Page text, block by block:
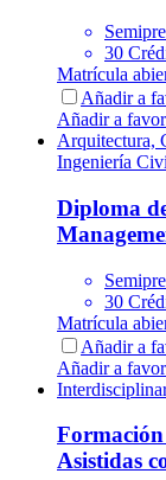
30
Matrícula
Añadir a
Añadir a
Arquitectura,
Ingeniería
Diploma
30
Matrícula
Añadir a
Añadir a
Formación
Asistidas